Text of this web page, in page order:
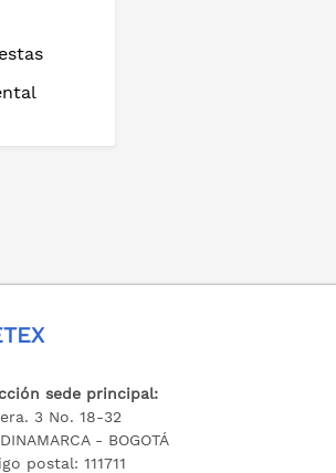
sede principal:
3 No. 18-32
- BOGOTÁ
postal: 111711